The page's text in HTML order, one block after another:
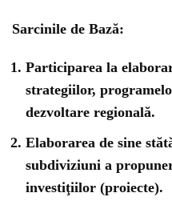
Sarcinile de Bază:
Participarea la
strategiilor,
dezvoltare regională.
Elaborarea de sine
subdiviziuni a
investiţiilor (proiecte).